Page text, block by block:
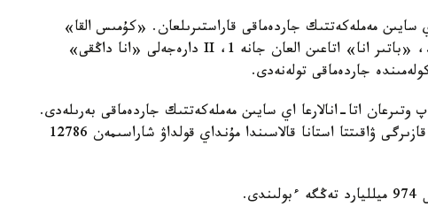
اي سايىن مەملەكەتتىك جاردەماقى قاراستىرىلعان. «كۇمىس القا»
يەگەرلەرىنە — 27680 تەڭگە، ال «التىن القا»، «باتىر انا» اتاعىن العان جانە 1، II دارەجەلى «انا داڭقى»
وتىرعان اتا-انالارعا اي سايىن مەملەكەتتىك جاردەماقى بەرىلەدى.
بيىل ونىڭ مولشەرى 81871 تەڭگەنى قۇرايدى. قازىرگى ۋاقىتتا استانا قالاسىندا مۇنداي قولداۋ شاراسىمەن 12786